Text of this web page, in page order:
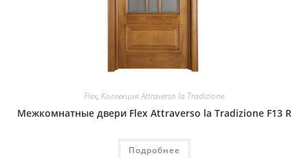
Flex, Коллекция Attraverso la Tradizione
Межкомнатные двери Flex Attraverso la Tradizione F13 R
Подробнее